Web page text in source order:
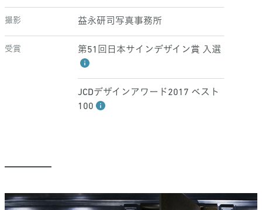
撮影 益永研司写真事務所
受賞 第51回日本サインデザイン賞 入選
JCDデザインアワード2017 ベスト
100